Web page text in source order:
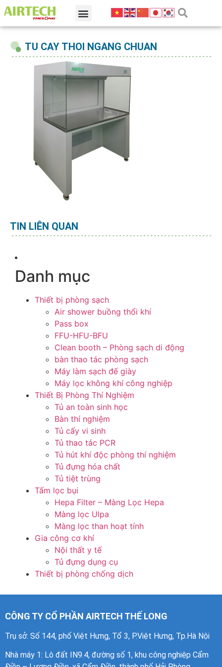
TU CAY THOI NGANG CHUAN
TIN LIÊN QUAN
Danh mục
Thiết bị phòng sạch
Air shower buồng thổi khí
Pass box
FFU-HFU-BFU
Clean booth – Phòng sạch di động
bàn thao tác phòng sạch
Máy làm sạch đế giày
Máy lọc không khí công nghiệp
Thiết Bị Phòng Thí Nghiệm
Tủ an toàn sinh học
Bàn thí nghiệm
Tủ cấy vi sinh
Tủ thao tác PCR
Tủ hút khí độc phòng thí nghiệm
Tủ đựng hóa chất
Tủ tiệt trùng
Tấm lọc bụi
Hepa Filter – Màng Lọc Hepa
Màng lọc Ulpa
Màng lọc than hoạt tính
Gia công cơ khí
Nội thất y tế
Tủ đựng dụng cụ
Thiết bị phòng chống dịch
CÔNG TY CỔ PHẦN AIRTECH THẾ LONG
Trụ sở: Số 144, phố Việt Hưng, Tổ 3, P.Việt Hưng, Tp.Hà Nội
Nhà máy 1: Lô đất IN9.4, đường số 1, khu công nghiệp Cẩm